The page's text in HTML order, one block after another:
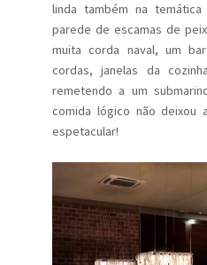
linda também na
parede de escamas de
muita corda naval, um
cordas, janelas da
remetendo a um
comida lógico não deixou
espetacular!